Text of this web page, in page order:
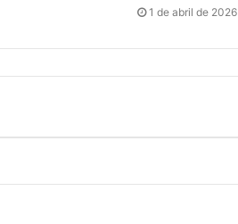
1 de abril de 2026